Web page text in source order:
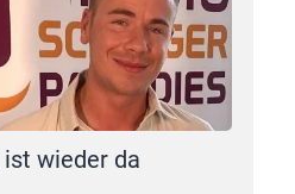
wieder da